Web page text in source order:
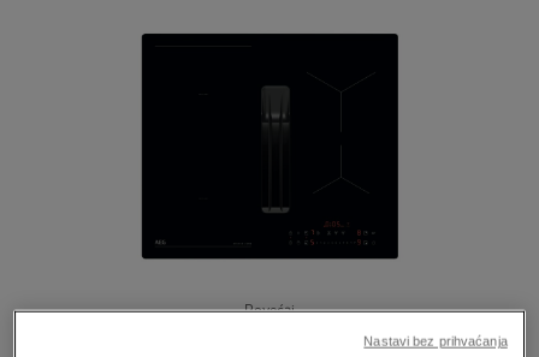
Povećaj
Nastavi bez prihvaćanja